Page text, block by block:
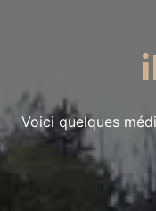
Voici quelques